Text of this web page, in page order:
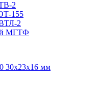
2
155
2
МГТФ
30х23х16 мм